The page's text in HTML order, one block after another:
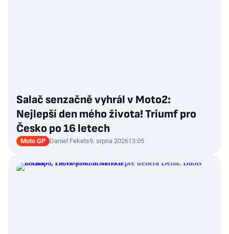
Salač senzačně vyhrál v Moto2:
Nejlepší den mého života! Triumf pro
Česko po 16 letech
Moto GP Daniel Fekets9. srpna 202613:05